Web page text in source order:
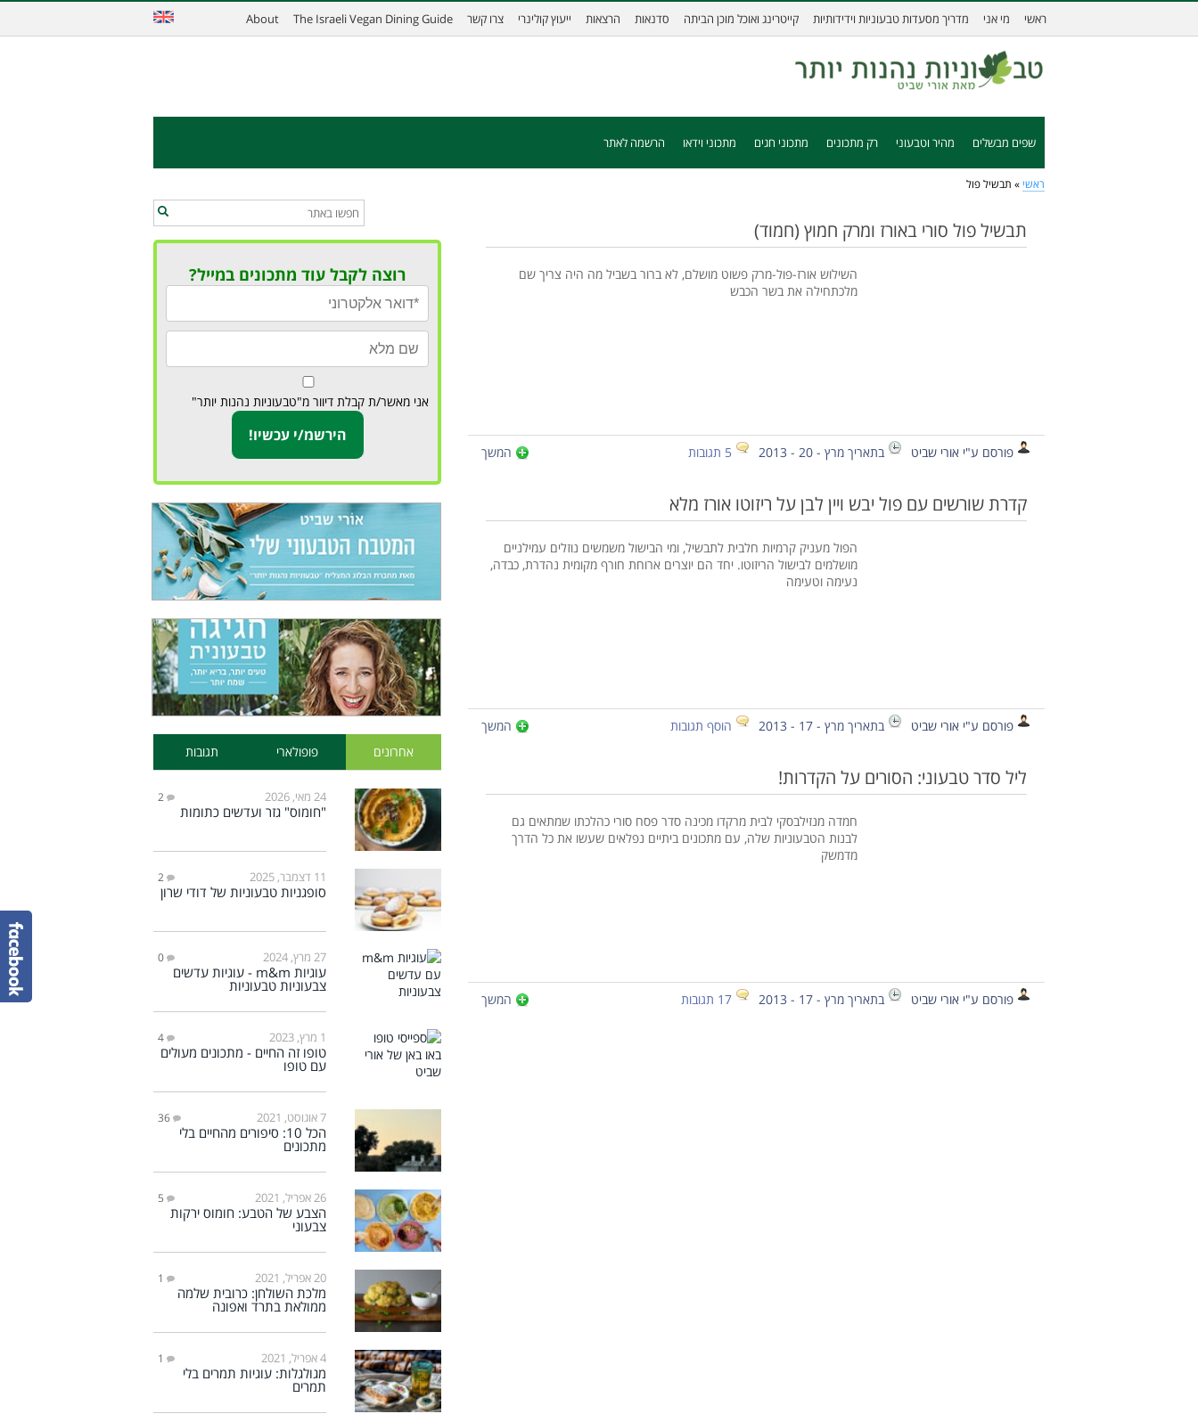
ראשי מי אני מדריך מסעדות טבעוניות וידידותיות קייטרינג ואוכל מוכן הביתה סדנאות הרצאות ייעוץ קולינרי צרו קשר The Israeli Vegan Dining Guide
About
שפים מבשלים מהיר וטבעוני רק מתכונים מתכוני חגים מתכוני וידאו הרשמה לאתר
ראשי » תבשיל פול
תבשיל פול סורי באורז ומרק חמוץ (חמוד)
השילוש אורז-פול-מרק פשוט מושלם, לא ברור בשביל מה היה צריך שם
מלכתחילה את בשר הכבש
פורסם ע"י אורי שביט בתאריך מרץ - 20 - 2013 5 תגובות המשך
קדרת שורשים עם פול יבש ויין לבן על ריזוטו אורז מלא
הפול מעניק קרמיות חלבית לתבשיל, ומי הבישול משמשים נוזלים עמילניים
מושלמים לבישול הריזוטו. יחד הם יוצרים ארוחת חורף מקומית נהדרת, כבדה,
נעימה וטעימה
פורסם ע"י אורי שביט בתאריך מרץ - 17 - 2013 הוסף תגובות המשך
ליל סדר טבעוני: הסורים על הקדרות!
חמדה מנזילבסקי לבית מרקדו מכינה סדר פסח סורי כהלכתו שמתאים גם
לבנות הטבעוניות שלה, עם מתכונים ביתיים נפלאים שעשו את כל הדרך
מדמשק
פורסם ע"י אורי שביט בתאריך מרץ - 17 - 2013 17 תגובות המשך
רוצה לקבל עוד מתכונים במייל?
אני מאשר/ת קבלת דיוור מ"טבעוניות נהנות יותר"
אחרונים פופולארי תגובות
24 מאי, 2026 2
"חומוס" גזר ועדשים כתומות
11 דצמבר, 2025 2
סופגניות טבעוניות של דודי שרון
27 מרץ, 2024 0
עוגיות m&m - עוגיות עדשים
צבעוניות טבעוניות
1 מרץ, 2023 4
טופו זה החיים - מתכונים מעולים
עם טופו
7 אוגוסט, 2021 36
הכל 10: סיפורים מהחיים בלי
מתכונים
26 אפריל, 2021 5
הצבע של הטבע: חומוס ירקות
צבעוני
20 אפריל, 2021 1
מלכת השולחן: כרובית שלמה
ממולאת בתרד ואפונה
4 אפריל, 2021 1
מגולגלות: עוגיות תמרים בלי
תמרים